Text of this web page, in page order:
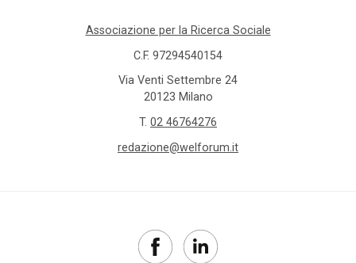
Associazione per la Ricerca Sociale
C.F. 97294540154
Via Venti Settembre 24
20123 Milano
T. 02 46764276
redazione@welforum.it